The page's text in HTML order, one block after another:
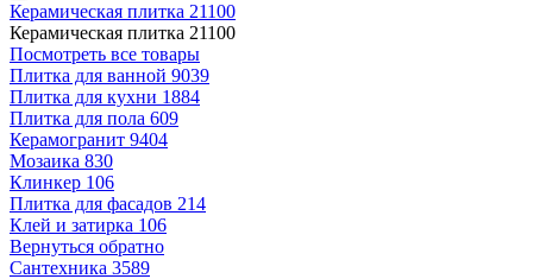
Керамическая плитка 21100
Керамическая плитка 21100
Посмотреть все товары
Плитка для ванной 9039
Плитка для кухни 1884
Плитка для пола 609
Керамогранит 9404
Мозаика 830
Клинкер 106
Плитка для фасадов 214
Клей и затирка 106
Вернуться обратно
Сантехника 3589